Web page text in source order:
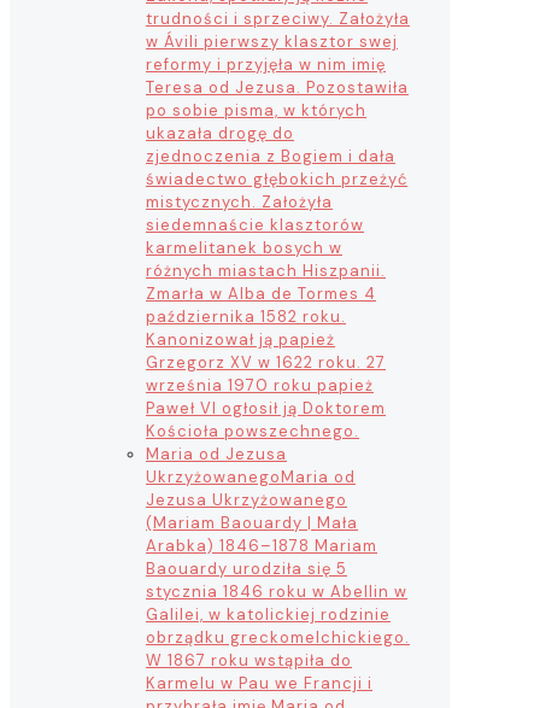
trudności i sprzeciwy. Założyła
w Ávili pierwszy klasztor swej
reformy i przyjęła w nim imię
Teresa od Jezusa. Pozostawiła
po sobie pisma, w których
ukazała drogę do
zjednoczenia z Bogiem i dała
świadectwo głębokich przeżyć
mistycznych. Założyła
siedemnaście klasztorów
karmelitanek bosych w
różnych miastach Hiszpanii.
Zmarła w Alba de Tormes 4
października 1582 roku.
Kanonizował ją papież
Grzegorz XV w 1622 roku. 27
września 1970 roku papież
Paweł VI ogłosił ją Doktorem
Kościoła powszechnego.
Maria od Jezusa
UkrzyżowanegoMaria od
Jezusa Ukrzyżowanego
(Mariam Baouardy | Mała
Arabka) 1846–1878 Mariam
Baouardy urodziła się 5
stycznia 1846 roku w Abellin w
Galilei, w katolickiej rodzinie
obrządku greckomelchickiego.
W 1867 roku wstąpiła do
Karmelu w Pau we Francji i